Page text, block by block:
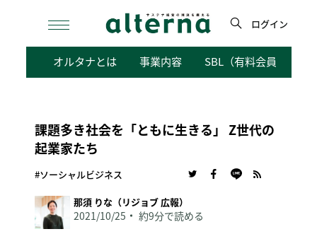
検
ログイン
オルタナとは 事業内容 SBL（有料会員向けサ
課題多き社会を「ともに生きる」 Z世代の
起業家たち
#ソーシャルビジネス
那須 りな（リジョブ 広報）
2021/10/25 約9分で読める